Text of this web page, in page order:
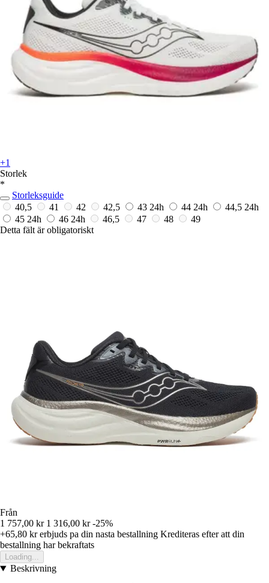
+1
Storlek
*
Storleksguide
40,5
41 42 42,5 43 24h 44 24h 44,5 24h
45 24h 46 24h 46,5 47 48
49
Detta fält är obligatoriskt
Från
1 757,00 kr 1 316,00 kr -25%
+65,80 krerbjuds pa din nasta bestallning Krediteras efter att din
bestallning har bekraftats
Loading...
Beskrivning